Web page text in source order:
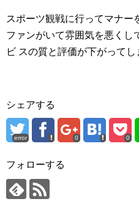
スポーツ観戦に行ってマナー
ファンがいて雰囲気を悪くし
ビ スの質と評価が下がってし
シェアする
error 0 0
フォローする